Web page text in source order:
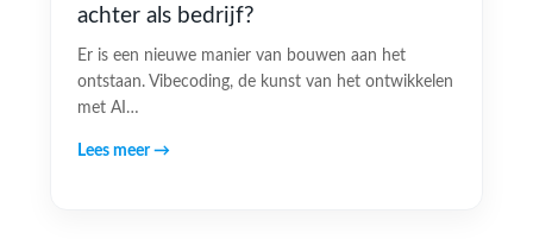
achter als bedrijf?
Er is een nieuwe manier van bouwen aan het
ontstaan. Vibecoding, de kunst van het ontwikkelen
met AI…
Lees meer →